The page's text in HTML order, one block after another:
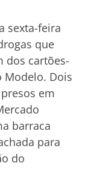
sexta-feira
que
dos cartões-
Modelo. Dois
em
barraca
para
do